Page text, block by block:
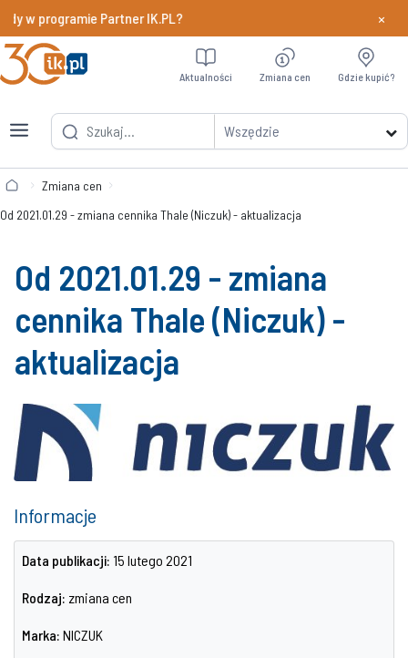
w programie Partner IK.PL? Dowiedz
×
Wszędzie
Aktualności Zmiana cen Gdzie kupić?
Zmiana cen
Od 2021.01.29 - zmiana cennika Thale (Niczuk) - aktualizacja
Od 2021.01.29 - zmiana
cennika Thale (Niczuk) -
aktualizacja
Informacje
Data publikacji: 15 lutego 2021
Rodzaj: zmiana cen
Marka: NICZUK